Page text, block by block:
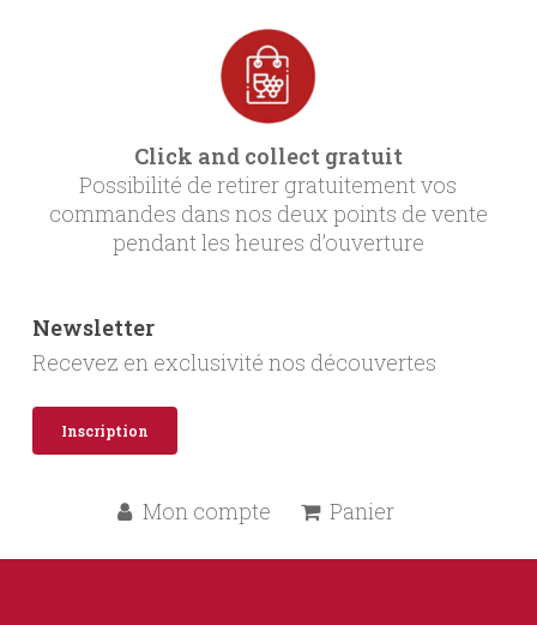
Click and collect gratuit
Possibilité de retirer gratuitement vos
commandes dans nos deux points de vente
pendant les heures d’ouverture
Newsletter
Recevez en exclusivité nos découvertes
Inscription
Mon compte Panier